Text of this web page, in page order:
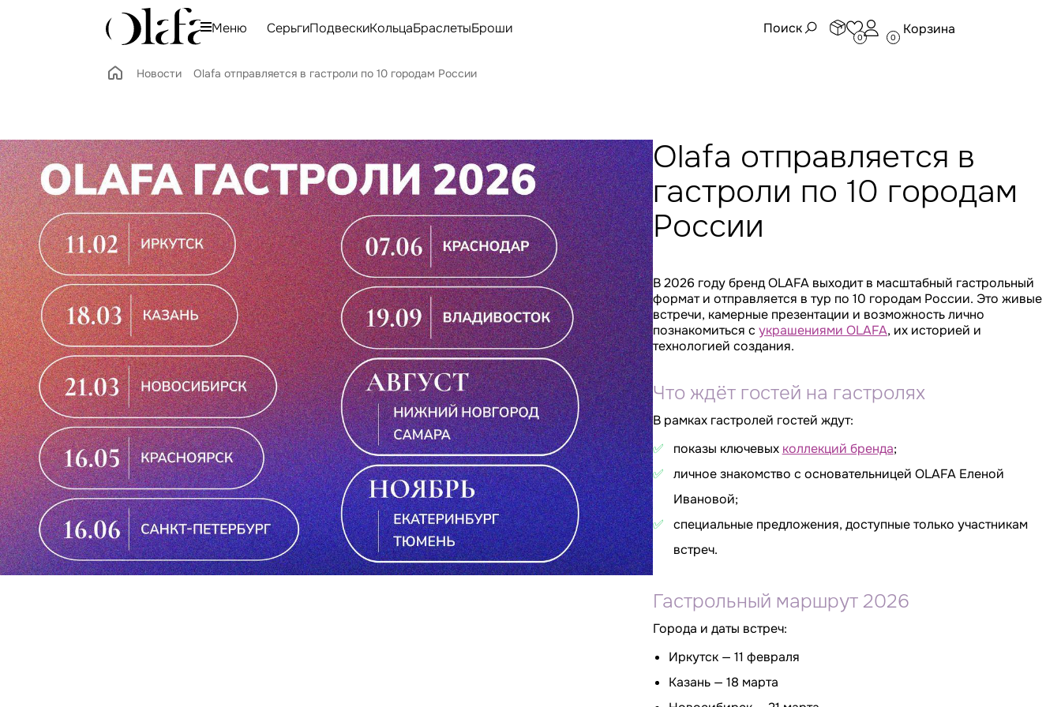
Меню СерьгиПодвескиКольцаБраслетыБроши Поиск
0
Корзина
0
Новости Olafa отправляется в гастроли по 10 городам России
Olafa отправляется в
гастроли по 10 городам
России
В 2026 году бренд OLAFA выходит в масштабный гастрольный
формат и отправляется в тур по 10 городам России. Это живые
встречи, камерные презентации и возможность лично
познакомиться сукрашениями OLAFA, их историей и
технологией создания.
Что ждёт гостей на гастролях
В рамках гастролей гостей ждут:
✅
показы ключевых коллекций бренда;
✅
личное знакомство с основательницей OLAFA Еленой
Ивановой;
✅
специальные предложения, доступные только участникам
встреч.
Гастрольный маршрут 2026
Города и даты встреч:
Иркутск — 11 февраля
Казань — 18 марта